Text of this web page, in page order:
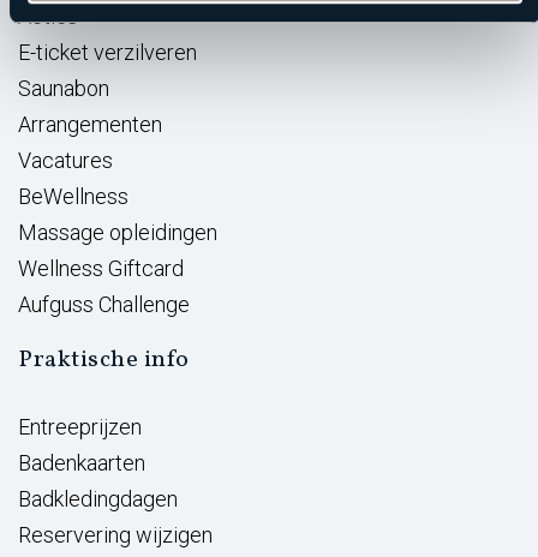
Acties
E-ticket verzilveren
Saunabon
Arrangementen
Vacatures
BeWellness
Massage opleidingen
Wellness Giftcard
Aufguss Challenge
Praktische info
Entreeprijzen
Badenkaarten
Badkledingdagen
Reservering wijzigen